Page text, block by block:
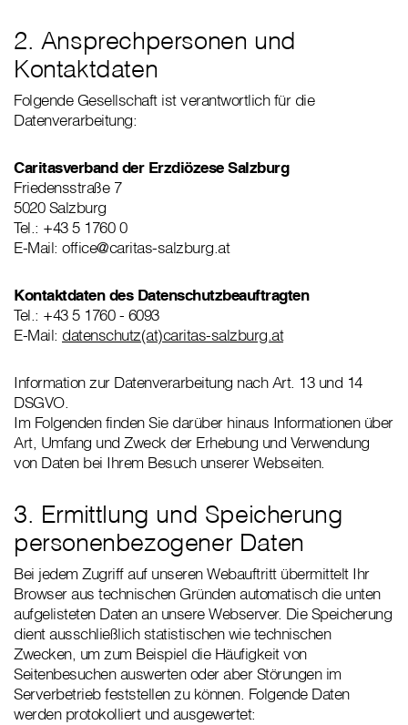
2. Ansprechpersonen und
Kontaktdaten
Folgende Gesellschaft ist verantwortlich für die
Datenverarbeitung:
Caritasverband der Erzdiözese Salzburg
Friedensstraße 7
5020 Salzburg
Tel.: +43 5 1760 0
E-Mail: office@caritas-salzburg.at
Kontaktdaten des Datenschutzbeauftragten
Tel.: +43 5 1760 - 6093
E-Mail: datenschutz(at)caritas-salzburg.at
Information zur Datenverarbeitung nach Art. 13 und 14
DSGVO.
Im Folgenden finden Sie darüber hinaus Informationen über
Art, Umfang und Zweck der Erhebung und Verwendung
von Daten bei Ihrem Besuch unserer Webseiten.
3. Ermittlung und Speicherung
personenbezogener Daten
Bei jedem Zugriff auf unseren Webauftritt übermittelt Ihr
Browser aus technischen Gründen automatisch die unten
aufgelisteten Daten an unsere Webserver. Die Speicherung
dient ausschließlich statistischen wie technischen
Zwecken, um zum Beispiel die Häufigkeit von
Seitenbesuchen auswerten oder aber Störungen im
Serverbetrieb feststellen zu können. Folgende Daten
werden protokolliert und ausgewertet: